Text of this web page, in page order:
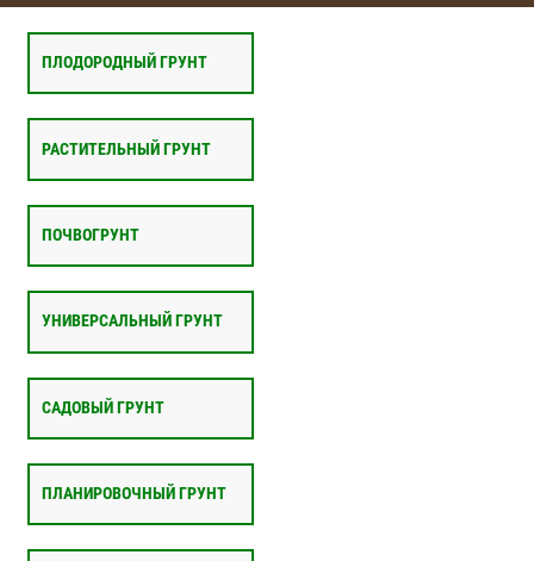
ПЛОДОРОДНЫЙ ГРУНТ
РАСТИТЕЛЬНЫЙ ГРУНТ
ПОЧВОГРУНТ
УНИВЕРСАЛЬНЫЙ ГРУНТ
САДОВЫЙ ГРУНТ
ПЛАНИРОВОЧНЫЙ ГРУНТ